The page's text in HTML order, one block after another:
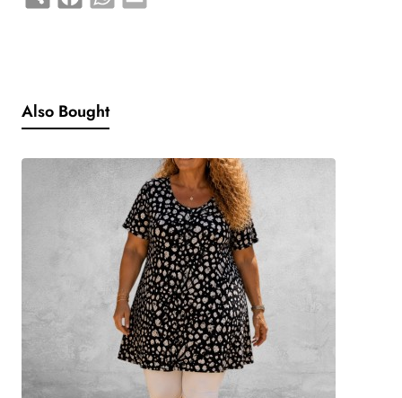
klassieke blazerlook geven.
jurk of pantalon. Met dit model kun je werkelijk alle kanten op.
Productdetails
Pasvorm: Recht en lang gesneden
Sluiting: 2-knoopsluiting
Mooie reverskraag
Twee grote zakken met klep en knoop
Materiaal:
55% viscose
27% polyester
18% nylon
Kleur: Fragola (Framboos)
Stijl: Casual & chic – perfect voor dagelijks gebruik én
Also Bought